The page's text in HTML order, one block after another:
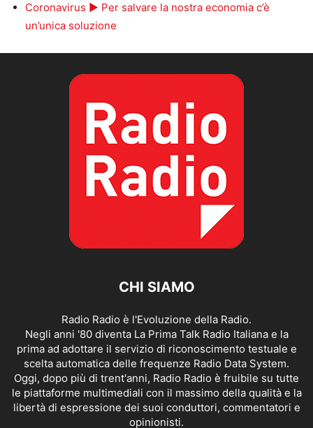
Coronavirus ► Per salvare la nostra economia c’è
un’unica soluzione
CHI SIAMO
Radio Radio è l'Evoluzione della Radio.
Negli anni '80 diventa La Prima Talk Radio Italiana e la
prima ad adottare il servizio di riconoscimento testuale e
scelta automatica delle frequenze Radio Data System.
Oggi, dopo più di trent'anni, Radio Radio è fruibile su tutte
le piattaforme multimediali con il massimo della qualità e la
libertà di espressione dei suoi conduttori, commentatori e
opinionisti.